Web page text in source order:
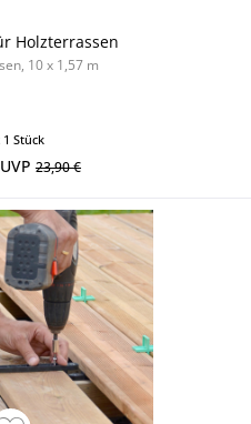
Holzterrassen
10 x 1,57 m
1 Stück
UVP 23,90 €